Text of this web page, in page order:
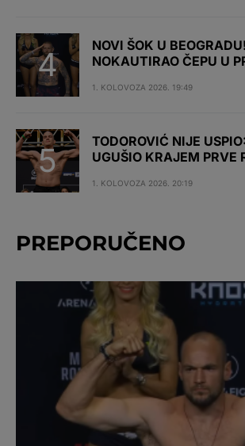
NOVI ŠOK U
NOKAUTIRAO ČEPU U
1. KOLOVOZA 2026. 19:49
TODOROVIĆ NIJE
UGUŠIO KRAJEM PRVE
1. KOLOVOZA 2026. 20:19
PREPORUČENO